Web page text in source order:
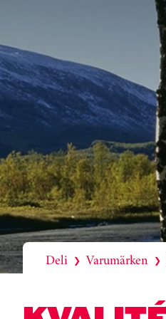
Deli ❯ Varumärken ❯